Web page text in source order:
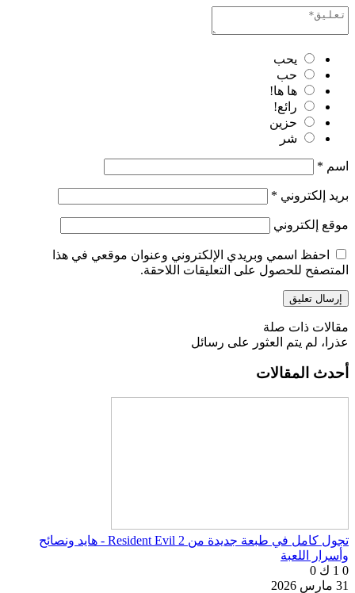
يحب
حب
ها ها!
رائع!
حزين
شر
اسم *
بريد إلكتروني *
موقع إلكتروني
احفظ اسمي وبريدي الإلكتروني وعنوان موقعي في هذا
المتصفح للحصول على التعليقات اللاحقة.
مقالات ذات صلة
عذرا، لم يتم العثور على رسائل
أحدث المقالات
تجول كامل في طبعة جديدة من Resident Evil 2 - هايد ونصائح
وأسرار اللعبة
0 1 ك
0
31 مارس 2026